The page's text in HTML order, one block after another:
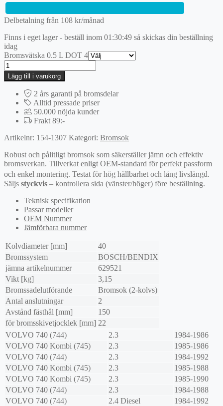
Delbetalning från 108 kr/månad
Finns i eget lager - beställ inom 01:30:49 så skickas din beställning
idag
Bromsvätska 0.5 L DOT 4
Bromsok
mängd
Lägg till i varukorg
2 års garanti på bromsdelar
Alltid pressade priser
50.000 nöjda kunder
Frakt 89:-
Artikelnr: 154-1307 Kategori: Bromsok
Robust och pålitligt bromsok som säkerställer jämn och effektiv
bromsverkan. Tillverkat enligt OEM-standard för perfekt passform
och enkel montering. Testat för hög hållbarhet och lång livslängd.
Säljs styckvis – kontrollera sida (vänster/höger) före beställning.
Teknisk specifikation
Passar modeller
OEM Nummer
Jämförbara nummer
Kolvdiameter [mm]
40
Bromssystem
BOSCH/BENDIX
jämna artikelnummer
629521
Vikt [kg]
3,15
Bromssadelutförande
Bromsok (2-kolvs)
Antal anslutningar
2
Avstånd fästhål [mm]
150
för bromsskivetjocklek [mm] 22
VOLVO 740 (744) 2.3
1984-1986
VOLVO 740 Kombi (745) 2.3
1985-1986
VOLVO 740 (744) 2.3
1984-1992
VOLVO 740 Kombi (745) 2.3
1985-1988
VOLVO 740 Kombi (745) 2.3
1985-1990
VOLVO 740 (744) 2.3
1984-1988
VOLVO 740 (744) 2.4 Diesel
1984-1992